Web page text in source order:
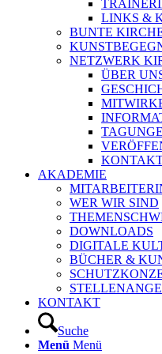
LINKS &
BUNTE
NETZWERK
ÜBER
AKADEMIE
WER WIR SIND
DOWNLOADS
DIGITALE
BÜCHER &
KONTAKT
Suche
Menü Menü